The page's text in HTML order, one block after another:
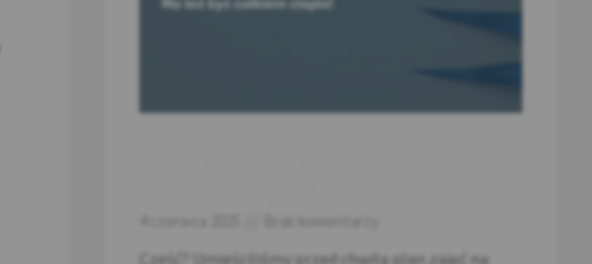
Cześć? Umieściliśmy przed chwilą plan zajęć na